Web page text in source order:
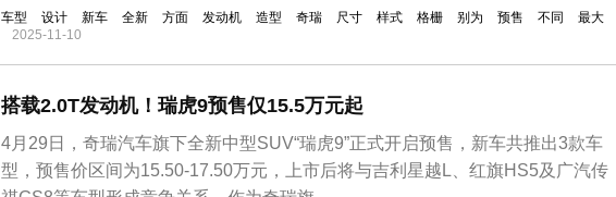
车型 设计 新车 全新 方面 发动机 造型 奇瑞 尺寸 样式 格栅 别为 预售 不同
最大
2025-11-10
搭载2.0T发动机！瑞虎9预售仅15.5万元起
4月29日，奇瑞汽车旗下全新中型SUV“瑞虎9”正式开启预售，新车共推出3款车
型，预售价区间为15.50-17.50万元，上市后将与吉利星越L、红旗HS5及广汽传